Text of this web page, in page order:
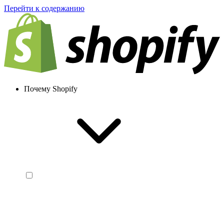
Перейти к содержанию
Почему Shopify